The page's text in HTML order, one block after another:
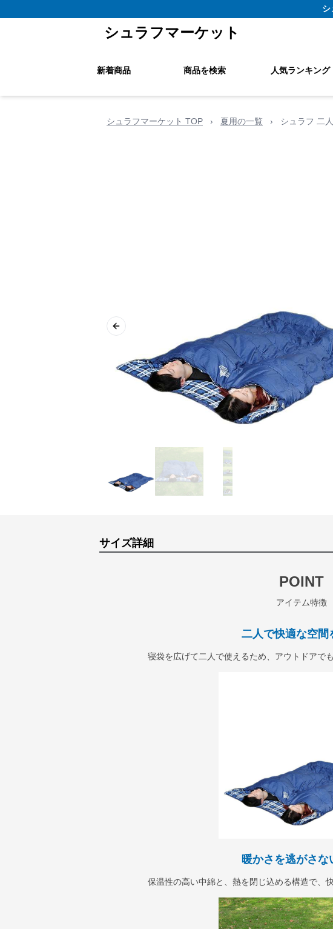
シ
シュラフマーケット
新着商品 商品を検索 人気ランキング
シュラフマーケット TOP › 夏用の一覧 › シュラフ 二
Previous slide
サイズ詳細
POINT
アイテム特徴
二人で快適な空間
寝袋を広げて二人で使えるため、アウトドアで
暖かさを逃がさな
保温性の高い中綿と、熱を閉じ込める構造で、